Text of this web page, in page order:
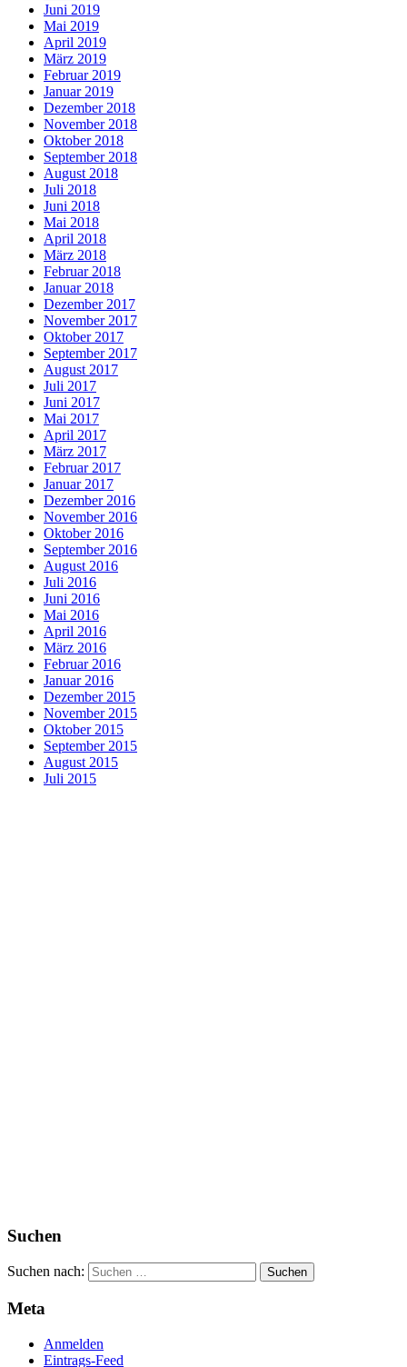
Juni 2019
Mai 2019
April 2019
März 2019
Februar 2019
Januar 2019
Dezember 2018
November 2018
Oktober 2018
September 2018
August 2018
Juli 2018
Juni 2018
Mai 2018
April 2018
März 2018
Februar 2018
Januar 2018
Dezember 2017
November 2017
Oktober 2017
September 2017
August 2017
Juli 2017
Juni 2017
Mai 2017
April 2017
März 2017
Februar 2017
Januar 2017
Dezember 2016
November 2016
Oktober 2016
September 2016
August 2016
Juli 2016
Juni 2016
Mai 2016
April 2016
März 2016
Februar 2016
Januar 2016
Dezember 2015
November 2015
Oktober 2015
September 2015
August 2015
Juli 2015
Suchen
Suchen nach:
Meta
Anmelden
Eintrags-Feed